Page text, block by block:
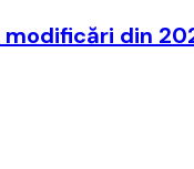
modificări din